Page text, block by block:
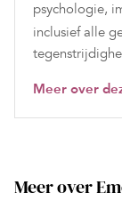
psychologie,
inclusief alle
Meer over
Meer over